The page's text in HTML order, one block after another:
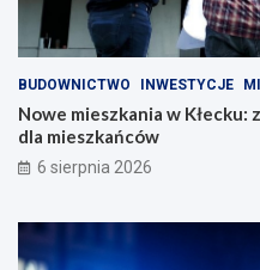
BUDOWNICTWO INWESTYCJE
Nowe mieszkania w
dla mieszkańców
6 sierpnia 2026